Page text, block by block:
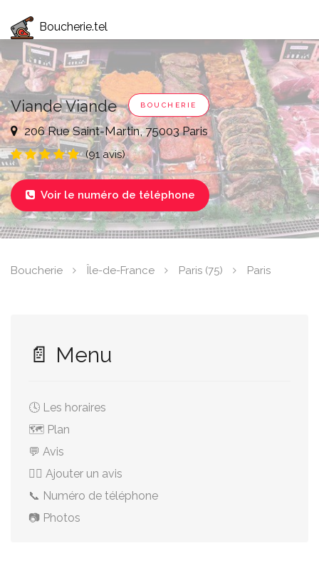
Boucherie.tel
Viande Viande BOUCHERIE
206 Rue Saint-Martin, 75003 Paris
(91 avis)
 Voir le numéro de téléphone
Boucherie Île-de-France Paris (75) Paris
📄 Menu
🕓 Les horaires
🗺️ Plan
💬 Avis
✍🏻 Ajouter un avis
📞 Numéro de téléphone
📷 Photos